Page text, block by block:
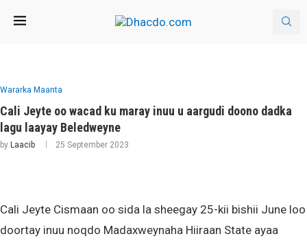
Wararka Maanta
Cali Jeyte oo wacad ku maray inuu u aargudi doono dadka
lagu laayay Beledweyne
by Laacib 25 September 2023
Cali Jeyte Cismaan oo sida la sheegay 25-kii bishii June loo
doortay inuu noqdo Madaxweynaha Hiiraan State ayaa